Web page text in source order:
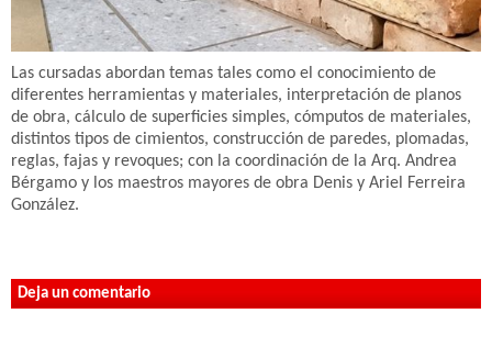
Las cursadas abordan temas tales como el conocimiento de
diferentes herramientas y materiales, interpretación de planos
de obra, cálculo de superficies simples, cómputos de materiales,
distintos tipos de cimientos, construcción de paredes, plomadas,
reglas, fajas y revoques; con la coordinación de la Arq. Andrea
Bérgamo y los maestros mayores de obra Denis y Ariel Ferreira
González.
Deja un comentario